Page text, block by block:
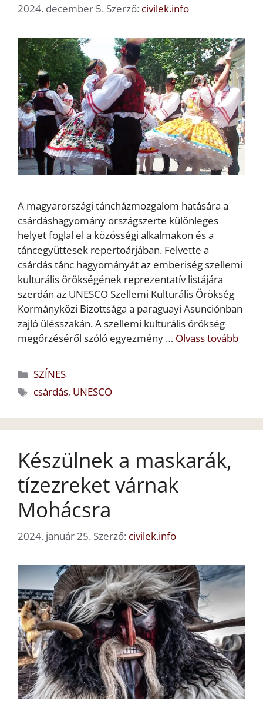
2024. december 5. Szerző: civilek.info
A magyarországi táncházmozgalom hatására a
csárdáshagyomány országszerte különleges
helyet foglal el a közösségi alkalmakon és a
táncegyüttesek repertoárjában. Felvette a
csárdás tánc hagyományát az emberiség szellemi
kulturális örökségének reprezentatív listájára
szerdán az UNESCO Szellemi Kulturális Örökség
Kormányközi Bizottsága a paraguayi Asunciónban
zajló ülésszakán. A szellemi kulturális örökség
megőrzéséről szóló egyezmény … Olvass tovább
Kategória
SZÍNES
Címkék
csárdás, UNESCO
Készülnek a maskarák,
tízezreket várnak
Mohácsra
2024. január 25. Szerző: civilek.info